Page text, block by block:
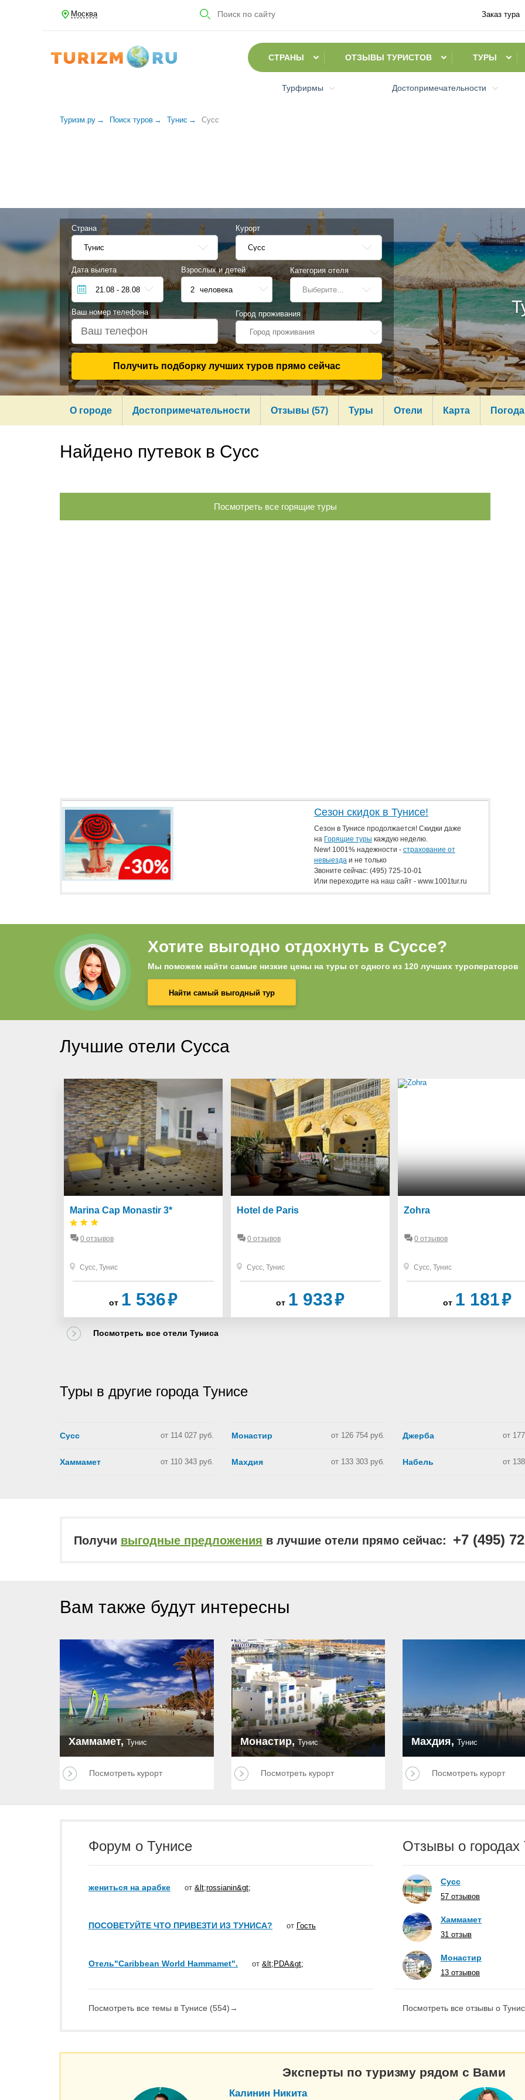
Москва Заказ тура
СТРАНЫ ОТЗЫВЫ ТУРИСТОВ ТУРЫ
Турфирмы Достопримечательности
Туризм.ру Поиск туров Тунис Сусс
Страна
Тунис
Курорт
Сусс
Дата вылета
21.08 - 28.08
Взрослых и детей
2 человека
Категория отеля
Выберите...
Ваш номер телефона Город проживания
Город проживания
Получить подборку лучших туров прямо сейчас
О городе Достопримечательности Отзывы (57) Туры Отели Карта Погода
Найдено путевок в Сусс
Посмотреть все горящие туры
Сезон скидок в Тунисе!
Сезон в Тунисе продолжается! Скидки даже
на Горящие туры каждую неделю.
New! 1001% надежности - страхование от
невыезда и не только
Звоните сейчас: (495) 725-10-01
Или переходите на наш сайт - www.1001tur.ru
Хотите выгодно отдохнуть в Суссе?
Мы поможем найти самые низкие цены на туры от одного из 120 лучших туроператоров
Найти самый выгодный тур
Лучшие отели Сусса
Marina Cap Monastir 3*
0 отзывов
Сусс, Тунис
от 1 536₽
Hotel de Paris
0 отзывов
Сусс, Тунис
от 1 933₽
Zohra
0 отзывов
Сусс, Тунис
от 1 181₽
Посмотреть все отели Туниса
Туры в другие города Тунисе
Сусс от 114 027 руб.
Хаммамет от 110 343 руб.
Монастир от 126 754 руб.
Махдия от 133 303 руб.
Джерба от
Набель от
Получи выгодные предложения в лучшие отели прямо сейчас: +7 (495)
Вам также будут интересны
Хаммамет, Тунис
Посмотреть курорт
Монастир, Тунис
Посмотреть курорт
Махдия, Тунис
Посмотреть курорт
Форум о Тунисе
жениться на арабке от &lt;rossianin&gt;
ПОСОВЕТУЙТЕ ЧТО ПРИВЕЗТИ ИЗ ТУНИСА? от Гость
Отель"Caribbean World Hammamet". от &lt;PDA&gt;
Посмотреть все темы в Тунисе (554)→
Отзывы о городах
Сусс
57 отзывов
Хаммамет
31 отзыв
Монастир
13 отзывов
Посмотреть все отзывы о
Эксперты по туризму рядом с Вами
Калинин Никита